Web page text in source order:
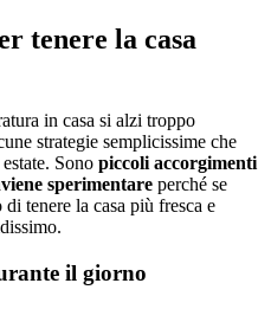
tenere la casa
in casa si alzi troppo
strategie semplicissime che
Sono piccoli accorgimenti
sperimentare perché se
tenere la casa più fresca e
il giorno